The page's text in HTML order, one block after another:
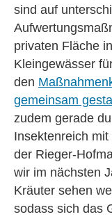
sind auf
privaten Fläche
Kleingewässer
den
gemeinsam
zudem gerade
Insektenreich
der Rieger-
wir im nächsten
Kräuter sehen
sodass sich das